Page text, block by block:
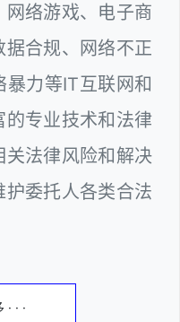
络游戏、电子商
合规、网络不正
暴力等IT互联网和
的专业技术和法律
关法律风险和解决
委托人各类合法
· ·